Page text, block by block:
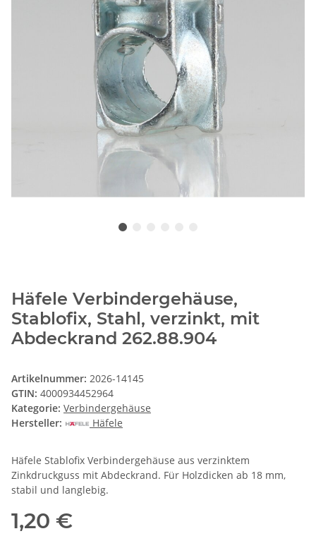
Häfele Verbindergehäuse,
Stablofix, Stahl, verzinkt, mit
Abdeckrand 262.88.904
Artikelnummer: 2026-14145
GTIN: 4000934452964
Kategorie: Verbindergehäuse
Hersteller:
Häfele
Häfele Stablofix Verbindergehäuse aus verzinktem
Zinkdruckguss mit Abdeckrand. Für Holzdicken ab 18 mm,
stabil und langlebig.
1,20 €